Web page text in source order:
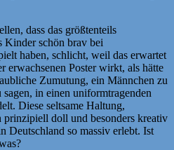
dass das größtenteils
Kinder schön brav bei
haben, schlicht, weil das erwartet
erwachsenen Poster wirkt, als hätte
Zumutung, ein Männchen zu
in einen uniformtragenden
Diese seltsame Haltung,
prinzipiell doll und besonders kreativ
Deutschland so massiv erlebt. Ist